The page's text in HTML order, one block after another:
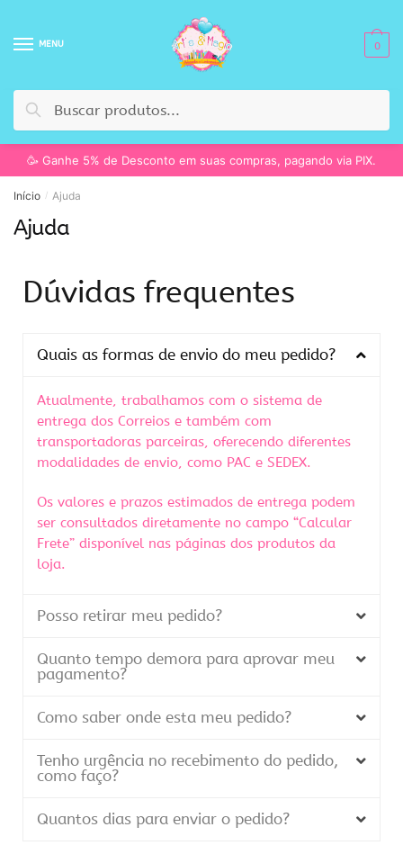
MENU
Pesquisar
0
🥳 Ganhe 5% de Desconto em suas compras, pagando via PIX.
Início / Ajuda
Ajuda
Dúvidas frequentes
Quais as formas de envio do meu pedido?
Atualmente, trabalhamos com o sistema de
entrega dos Correios e também com
transportadoras parceiras, oferecendo diferentes
modalidades de envio, como PAC e SEDEX.
Os valores e prazos estimados de entrega podem
ser consultados diretamente no campo “Calcular
Frete” disponível nas páginas dos produtos da
loja.
Posso retirar meu pedido?
Quanto tempo demora para aprovar meu
pagamento?
Como saber onde esta meu pedido?
Tenho urgência no recebimento do pedido,
como faço?
Quantos dias para enviar o pedido?